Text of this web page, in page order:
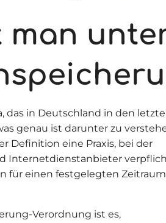
man
das in Deutschland in den
genau ist darunter zu
Definition eine Praxis, bei der
Internetdienstanbieter
für einen festgelegten
Verordnung ist es,